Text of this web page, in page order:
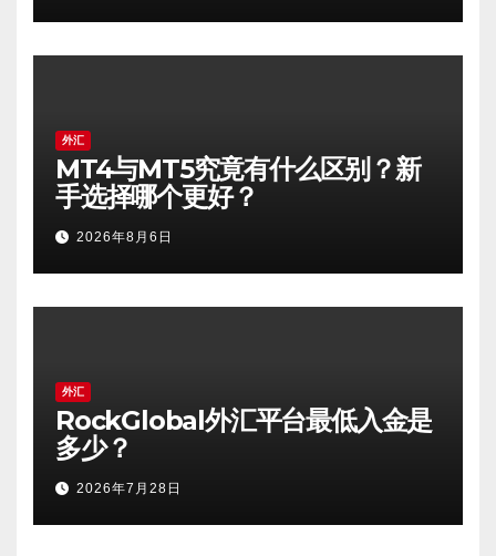
外汇
MT4与MT5究竟有什么区别？新
手选择哪个更好？
2026年8月6日
外汇
RockGlobal外汇平台最低入金是
多少？
2026年7月28日